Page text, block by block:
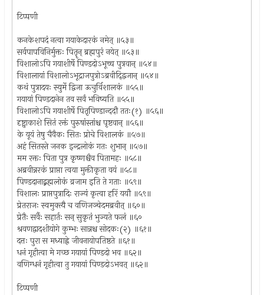
टिप्पणी
कनकेशपदं नत्वा गयाकेदारकं नमेत् ॥५३॥
सर्वपापविनिर्मुक्तः पितॄन् ब्रह्मपुरं नयेत् ॥५३॥
विशालोऽपि गयाशीर्षे पिण्डदोऽभूच्च पुत्रवान् ॥५४॥
विशालायां विशालोऽभूद्राजपुत्रोऽब्रवीद्द्विजान् ॥५४॥
कथं पुत्रादयः स्युर्मे द्विजा ऊचुर्विशालकं ॥५५॥
गयायां पिण्डदानेन तव सर्वं भविष्यति ॥५५॥
विशालोऽपि गयाशीर्षे पितृपिण्डान्ददौ ततः(१) ॥५६॥
दृष्ट्वाकाशे सितं रक्तं पुरुषांस्तांश्च पृष्टवान् ॥५६॥
के यूयं तेषु चैवैकः सितः प्रोचे विशालकं ॥५७॥
अहं सितस्ते जनक इन्द्रलोकं गतः शुभान् ॥५७॥
मम रक्तः पिता पुत्र कृष्णश्चैव पितामहः ॥५८॥
अब्रवीन्नरकं प्राप्ता त्वया मुक्तीकृता वयं ॥५८॥
पिण्डदानाद्ब्रह्मलोकं व्रजाम इति ते गताः ॥५९॥
विशालः प्राप्तपुत्रादिः राज्यं कृत्वा हरिं ययौ ॥५९॥
प्रेतराजः स्वमुक्त्यै च वणिजञ्चेदमब्रवीत् ॥६०॥
प्रेतैः सर्वैः सहार्तः सन् सुकृतं भुज्यते फलं ॥६०
श्रवणद्वादशीयोगे कुम्भः सान्नश्च सोदकः(२) ॥६१॥
दत्तः पुरा स मध्याह्ने जीवनायोपतिष्ठते ॥६१॥
धनं गृहीत्वा मे गच्छ गयायां पिण्डदो भव ॥६२॥
वणिग्धनं गृहीत्वा तु गयायां पिण्डदोऽभवत् ॥६२॥
टिप्पणी